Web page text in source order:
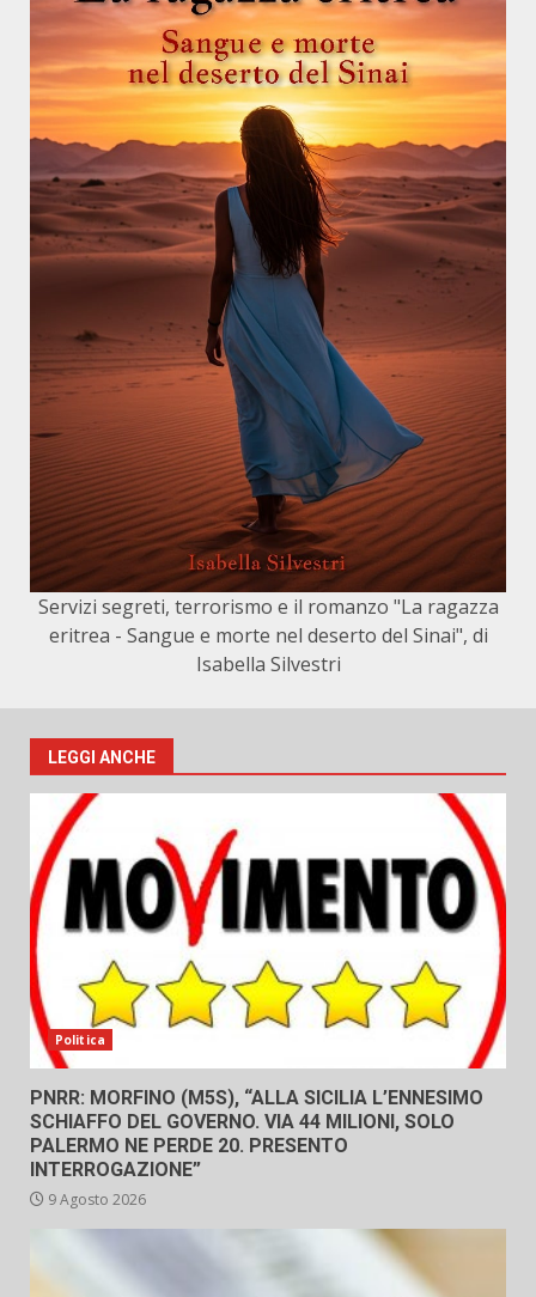
Servizi segreti, terrorismo e il romanzo "La ragazza
eritrea - Sangue e morte nel deserto del Sinai", di
Isabella Silvestri
LEGGI ANCHE
Politica
PNRR: MORFINO (M5S), “ALLA SICILIA L’ENNESIMO
SCHIAFFO DEL GOVERNO. VIA 44 MILIONI, SOLO
PALERMO NE PERDE 20. PRESENTO
INTERROGAZIONE”
9 Agosto 2026